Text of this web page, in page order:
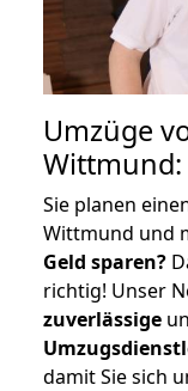
Umzüge
Sie planen
Wittmund und
Geld sparen?
richtig! Unser
zuverlässige
damit Sie sich